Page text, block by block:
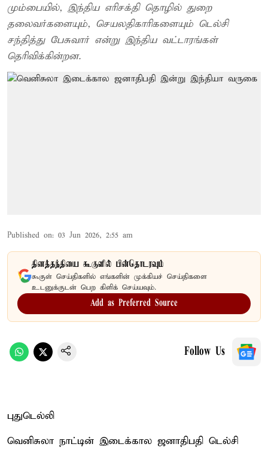
மும்பையில், இந்திய எரிசக்தி தொழில் துறை
தலைவர்களையும், செயலதிகாரிகளையும் டெல்சி
சந்தித்து பேசுவார் என்று இந்திய வட்டாரங்கள்
தெரிவிக்கின்றன.
Published on: 03 Jun 2026, 2:55 am
தினத்தந்தியை கூகுளில் பின்தொடரவும்
கூகுள் செய்திகளில் எங்களின் முக்கியச் செய்திகளை
உடனுக்குடன் பெற கிளிக் செய்யவும்.
Add as Preferred Source
Follow Us
புதுடெல்லி
வெனிசுலா நாட்டின் இடைக்கால ஜனாதிபதி டெல்சி